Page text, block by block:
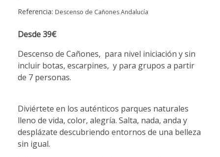
Referencia: Descenso de Cañones Andalucía
Desde 39€
Descenso de Cañones, para nivel iniciación y sin
incluir botas, escarpines, y para grupos a partir
de 7 personas.
Diviértete en los auténticos parques naturales
lleno de vida, color, alegría. Salta, nada, anda y
desplázate descubriendo entornos de una belleza
sin igual.